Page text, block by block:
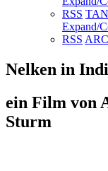
RSS
Expand/
RSS
Nelken in
ein Film von
Sturm